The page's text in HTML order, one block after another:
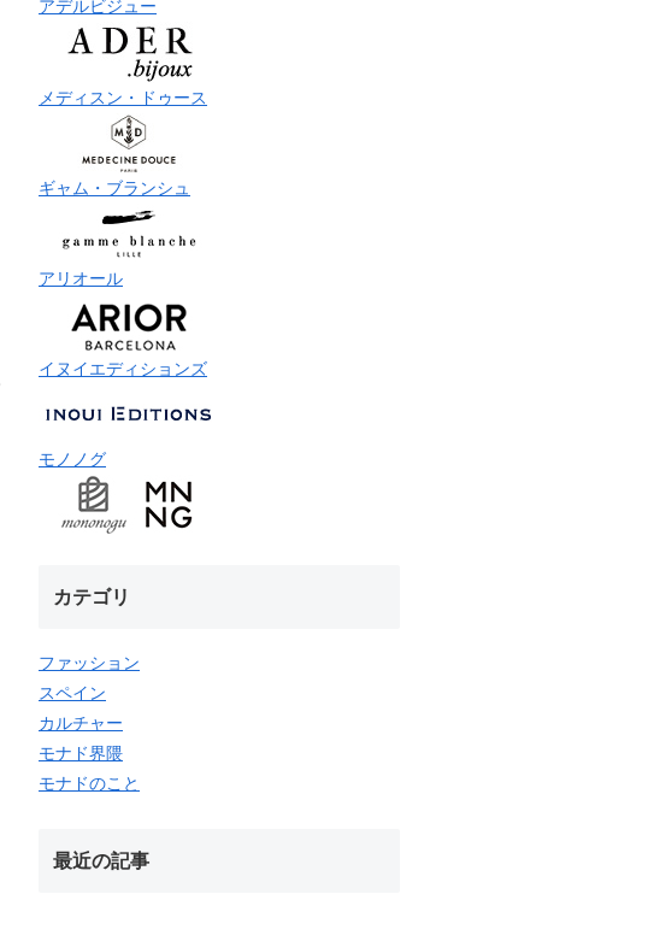
アデルビジュー
メディスン・ドゥース
ギャム・ブランシュ
アリオール
イヌイエディションズ
モノノグ
カテゴリ
ファッション
スペイン
カルチャー
モナド界隈
モナドのこと
最近の記事